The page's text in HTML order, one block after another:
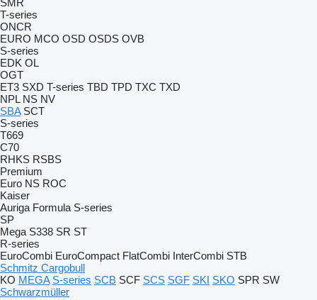
SMR
T-series
ONCR
EURO MCO OSD OSDS OVB
S-series
EDK OL
OGT
ET3 SXD T-series TBD TPD TXC TXD
NPL NS NV
SBA SCT
S-series
T669
C70
RHKS RSBS
Premium
Euro NS ROC
Kaiser
Auriga Formula S-series
SP
Mega S338 SR ST
R-series
EuroCombi EuroCompact FlatCombi InterCombi STB
Schmitz Cargobull
KO MEGA S-series SCB SCF SCS SGF SKI SKO SPR SW
Schwarzmüller